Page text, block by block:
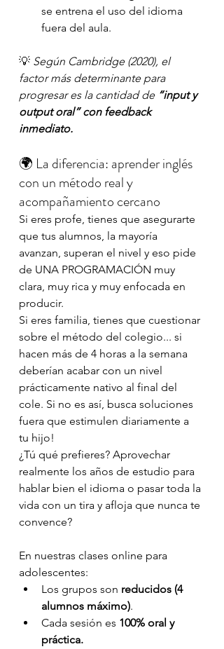
se entrena el uso del idioma
fuera del aula.
💡 Según Cambridge (2020), el
factor más determinante para
progresar es la cantidad de “input y
output oral” con feedback
inmediato.
🌍 La diferencia: aprender inglés
con un método real y
acompañamiento cercano
Si eres profe, tienes que asegurarte
que tus alumnos, la mayoría
avanzan, superan el nivel y eso pide
de UNA PROGRAMACIÓN muy
clara, muy rica y muy enfocada en
producir.
Si eres familia, tienes que cuestionar
sobre el método del colegio... si
hacen más de 4 horas a la semana
deberían acabar con un nivel
prácticamente nativo al final del
cole. Si no es así, busca soluciones
fuera que estimulen diariamente a
tu hijo!
¿Tú qué prefieres? Aprovechar
realmente los años de estudio para
hablar bien el idioma o pasar toda la
vida con un tira y afloja que nunca te
convence?
En nuestras clases online para
adolescentes:
Los grupos son reducidos (4
alumnos máximo).
Cada sesión es 100% oral y
práctica.